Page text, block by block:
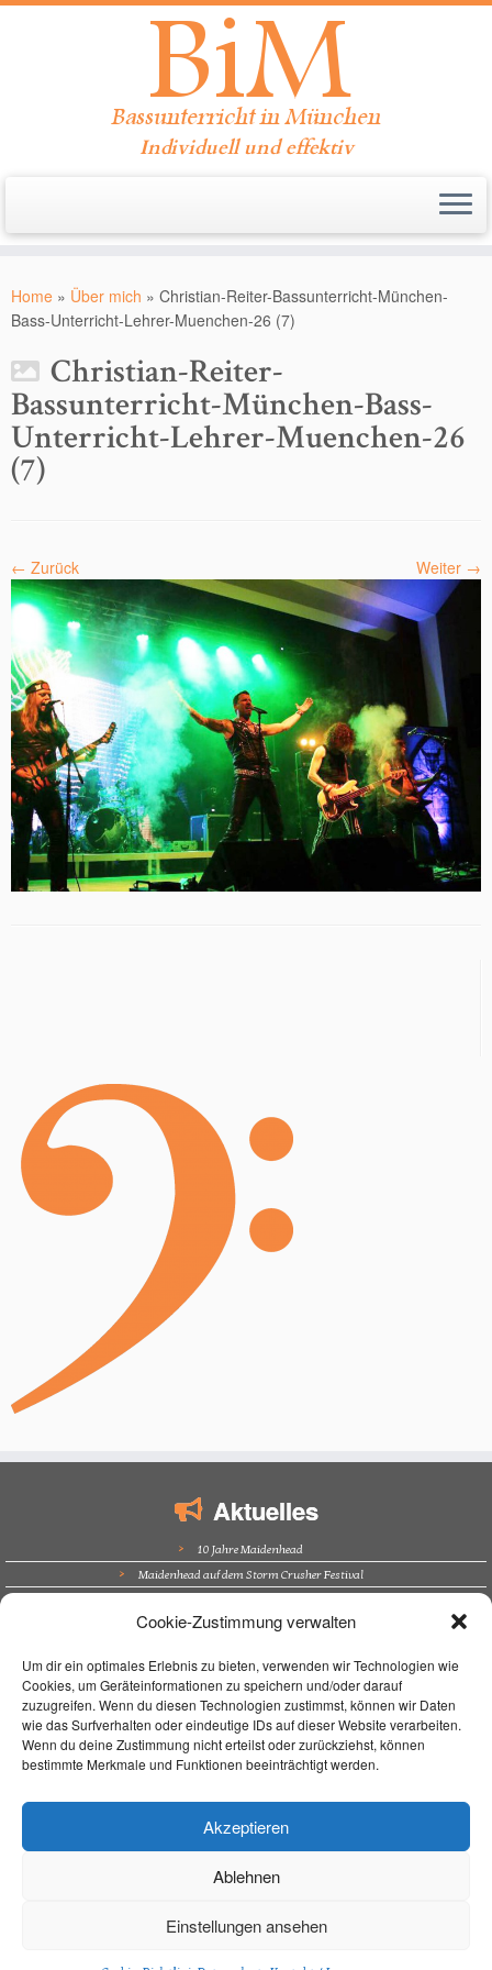
Cookie-Zustimmung verwalten
Um dir ein optimales Erlebnis zu bieten, verwenden wir Technologien wie
Cookies, um Geräteinformationen zu speichern und/oder darauf
zuzugreifen. Wenn du diesen Technologien zustimmst, können wir Daten
wie das Surfverhalten oder eindeutige IDs auf dieser Website verarbeiten.
Wenn du deine Zustimmung nicht erteilst oder zurückziehst, können
bestimmte Merkmale und Funktionen beeinträchtigt werden.
Akzeptieren
Ablehnen
Einstellungen ansehen
Inhalt
springen
Individuell und effektiv
Home » Über mich » Christian-Reiter-Bassunterricht-München-
Bass-Unterricht-Lehrer-Muenchen-26 (7)
Christian-Reiter-
Bassunterricht-München-Bass-
Unterricht-Lehrer-Muenchen-26
(7)
← Zurück Weiter →
Aktuelles
10 Jahre Maidenhead
Maidenhead auf dem Storm Crusher Festival
Altstadtfest Amberg
Navigation
Home
Unterrichtsort
Live On Stage
Aktuelles
Datenschutz